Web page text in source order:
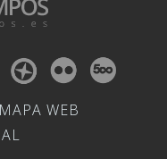
MAPA WEB